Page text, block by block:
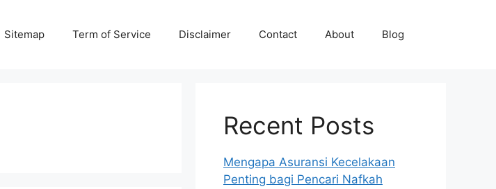
Sitemap Term of Service Disclaimer Contact About Blog
Recent Posts
Mengapa Asuransi Kecelakaan
Penting bagi Pencari Nafkah